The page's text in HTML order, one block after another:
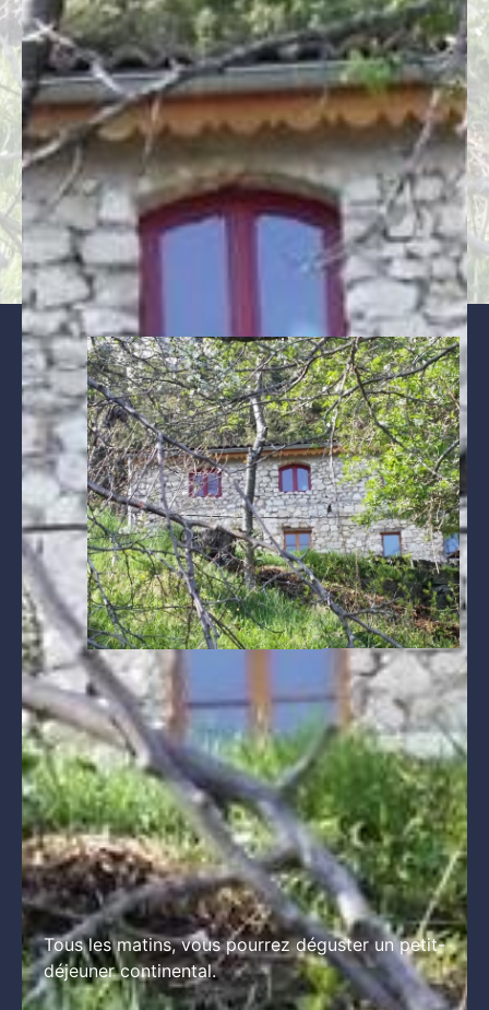
Tous les matins, vous pourrez déguster un petit-
déjeuner continental.